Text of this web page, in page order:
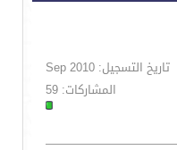
تاريخ التسجيل: Sep 2010
المشاركات: 59